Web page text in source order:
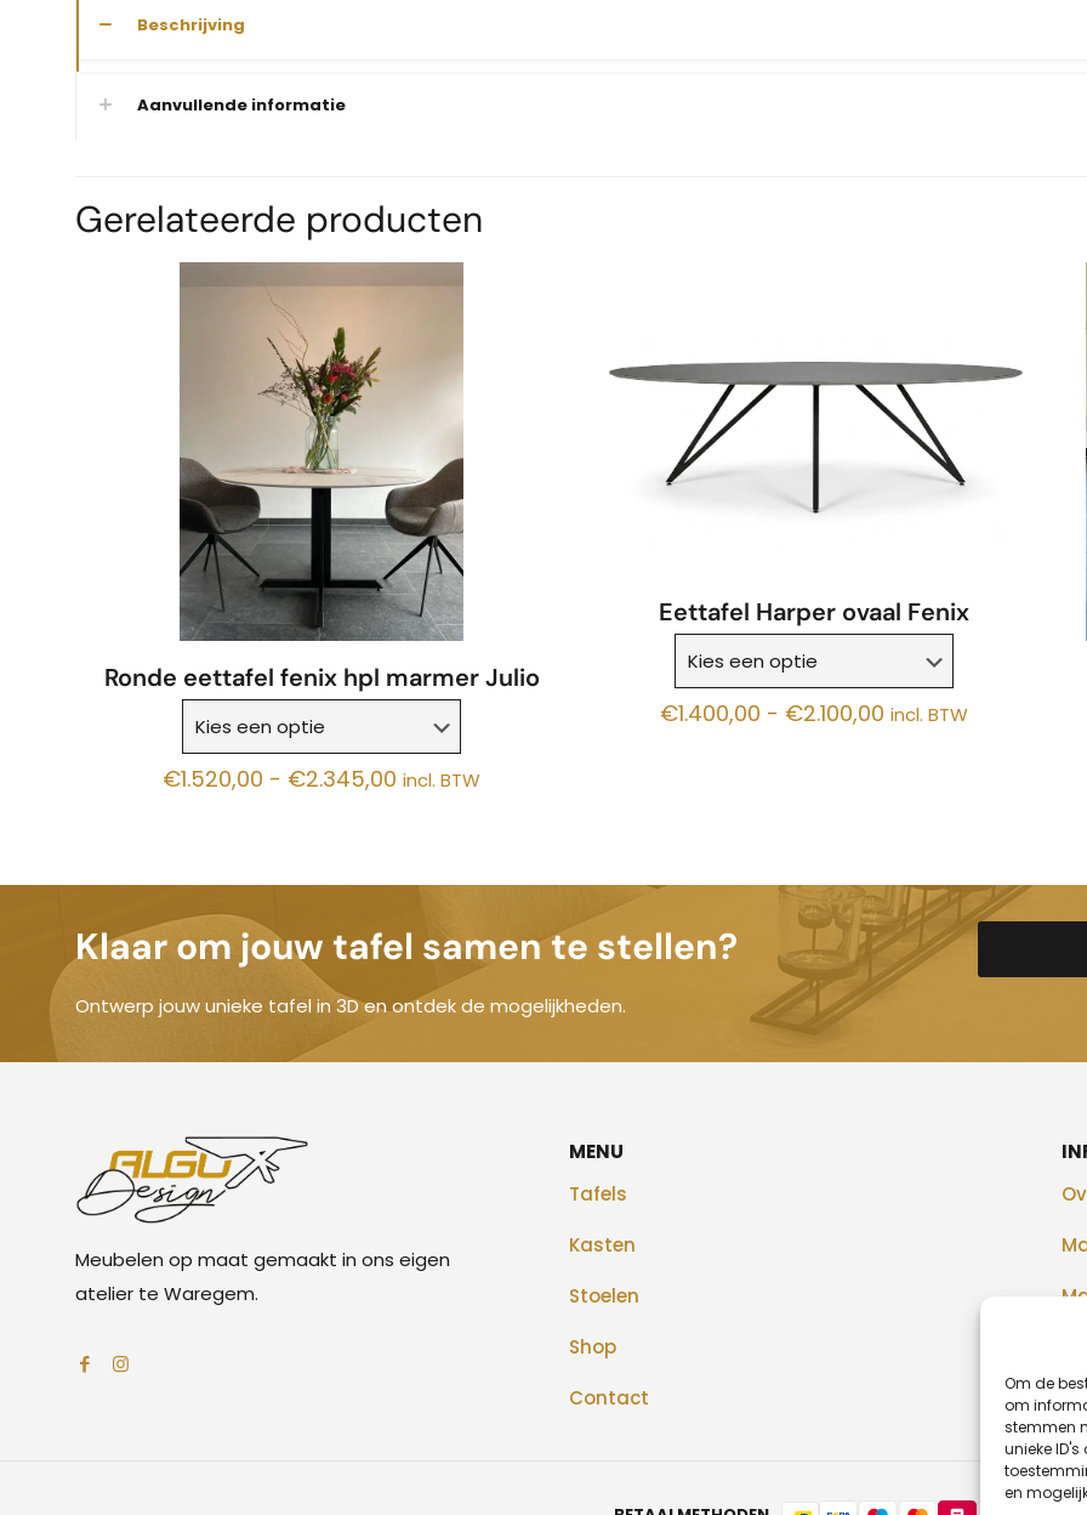
Om de
om
stemmen
unieke
en
Beschrijving
Aanvullende informatie
Gerelateerde producten
Ronde eettafel fenix hpl marmer Julio
€1.520,00 - €2.345,00 Prijsklasse:
€2.345,00
incl. BTW
Eettafel Harper ovaal Fenix
€1.400,00 - €2.100,00 Prijsklasse:
incl. BTW
Klaar om jouw tafel samen te stellen?
Ontwerp jouw unieke tafel in 3D en ontdek de mogelijkheden.
Meubelen op maat gemaakt in ons eigen
atelier te Waregem.
MENU
Tafels
Kasten
Stoelen
Shop
Contact